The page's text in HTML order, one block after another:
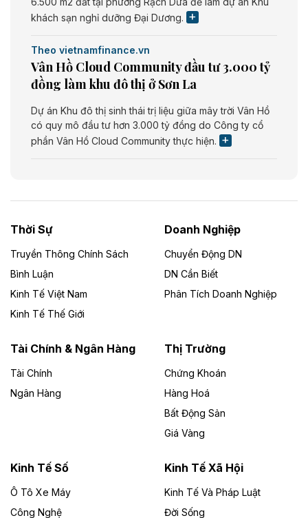
khách sạn nghỉ dưỡng Đại Dương.
Theo vietnamfinance.vn
Vân Hồ Cloud Community đầu tư 3.000 tỷ
đồng làm khu đô thị ở Sơn La
Dự án Khu đô thị sinh thái trị liệu giữa mây trời Vân Hồ
có quy mô đầu tư hơn 3.000 tỷ đồng do Công ty cổ
phần Vân Hồ Cloud Community thực hiện.
Dự án Nhà máy xử lý rác và phát điện Bắc Giang do
Công ty TNHH Năng lượng môi trường Bắc Giang làm
Theo vietnamfinance.vn
Đức Long Gia Lai mở rộng ‘hệ sinh thái’
Lai
Bốn doanh nghiệp có sự góp vốn của Công ty Cổ
phần Tập đoàn Đức Long Gia Lai (HoSE: DLG) được
Gia Lai với tổng vốn hơn 4.750 tỷ đồng.
Đồng Nai cho thuê gần 59 ha đất làm khu
công nghiệp ở Long Thành
UBND TP Đồng Nai cho Công ty Amata thuê gần 59 ha
Thời Sự
Truyền Thông Chính Sách
Bình Luận
Kinh Tế Việt Nam
Kinh Tế Thế Giới
Doanh Nghiệp
Chuyển Động DN
DN Cần Biết
Phân Tích Doanh Nghiệp
Tài Chính & Ngân Hàng
Tài Chính
Ngân Hàng
Thị Trường
Chứng Khoán
Hàng Hoá
Bất Động Sản
Giá Vàng
Kinh Tế Số
Ô Tô Xe Máy
Công Nghệ
Kinh Tế Xã Hội
Kinh Tế Và Pháp Luật
Đời Sống